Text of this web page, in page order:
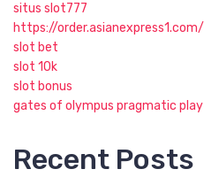
situs slot777
https://order.asianexpress1.com/
slot bet
slot 10k
slot bonus
gates of olympus pragmatic play
Recent Posts